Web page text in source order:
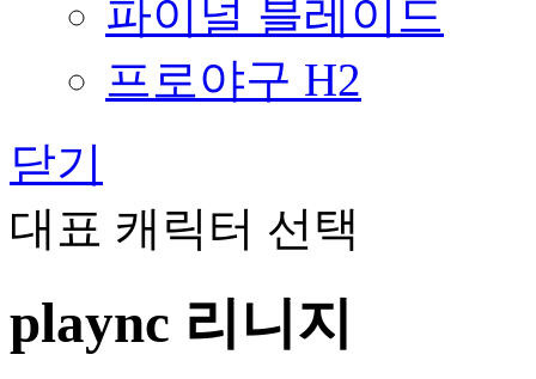
파이널 블레이드
프로야구 H2
닫기
대표 캐릭터 선택
plaync 리니지